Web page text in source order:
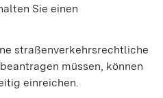
Sie einen
straßenverkehrsrechtliche
müssen, können
einreichen.